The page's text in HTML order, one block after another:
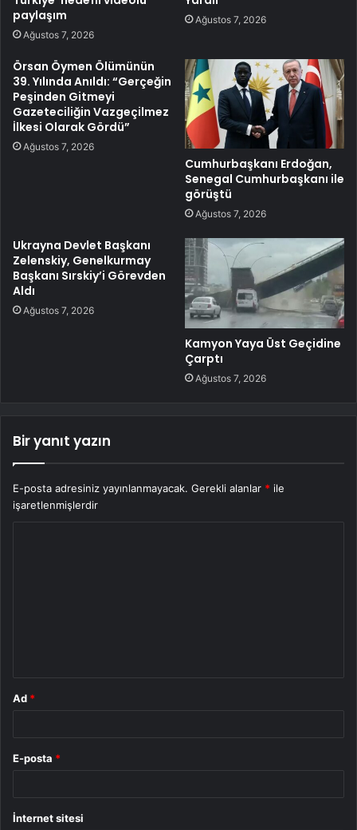
paylaşım
Ağustos 7, 2026
Ağustos 7, 2026
Örsan Öymen Ölümünün
39. Yılında Anıldı: “Gerçeğin
Peşinden Gitmeyi
Gazeteciliğin Vazgeçilmez
İlkesi Olarak Gördü”
Ağustos 7, 2026
Cumhurbaşkanı Erdoğan,
Senegal Cumhurbaşkanı ile
görüştü
Ağustos 7, 2026
Ukrayna Devlet Başkanı
Zelenskiy, Genelkurmay
Başkanı Sırskiy’i Görevden
Aldı
Ağustos 7, 2026
Kamyon Yaya Üst Geçidine
Çarptı
Ağustos 7, 2026
Bir yanıt yazın
E-posta adresiniz yayınlanmayacak. Gerekli alanlar * ile
işaretlenmişlerdir
Ad *
E-posta *
İnternet sitesi